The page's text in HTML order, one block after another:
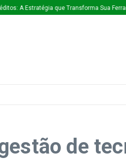
A Estratégia que Transforma Sua
de